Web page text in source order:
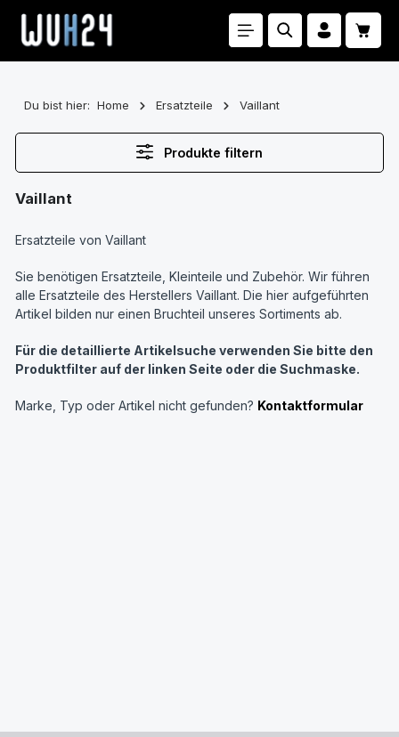
Zum Hauptinhalt springen
Du bist hier: Home Ersatzteile Vaillant
Produkte filtern
Vaillant
Ersatzteile von Vaillant
Sie benötigen Ersatzteile, Kleinteile und Zubehör. Wir führen
alle Ersatzteile des Herstellers Vaillant. Die hier aufgeführten
Artikel bilden nur einen Bruchteil unseres Sortiments ab.
Für die detaillierte Artikelsuche verwenden Sie bitte den
Produktfilter auf der linken Seite oder die Suchmaske.
Marke, Typ oder Artikel nicht gefunden? Kontaktformular